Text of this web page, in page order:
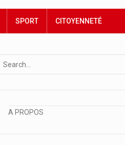
SPORT CITOYENNETÉ
A PROPOS